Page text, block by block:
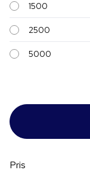
1500
2500
5000
Pris